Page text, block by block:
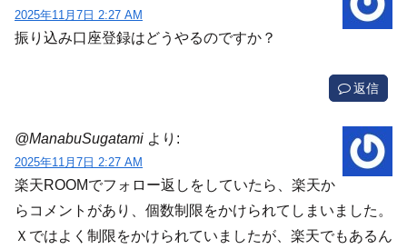
2025年11月7日 2:27 AM
振り込み口座登録はどうやるのですか？
返信
@ManabuSugatami より:
2025年11月7日 2:27 AM
楽天ROOMでフォロー返しをしていたら、楽天か
らコメントがあり、個数制限をかけられてしまいました。
Ｘではよく制限をかけられていましたが、楽天でもあるん